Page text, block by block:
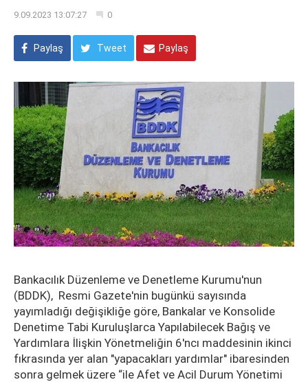
9.09.2023 13:07:27 0
Paylaş Tweet Paylaş
Bankacılık Düzenleme ve Denetleme Kurumu'nun
(BDDK), Resmi Gazete'nin bugünkü sayısında
yayımladığı değişikliğe göre, Bankalar ve Konsolide
Denetime Tabi Kuruluşlarca Yapılabilecek Bağış ve
Yardımlara İlişkin Yönetmeliğin 6'ncı maddesinin ikinci
fıkrasında yer alan "yapacakları yardımlar" ibaresinden
sonra gelmek üzere “ile Afet ve Acil Durum Yönetimi